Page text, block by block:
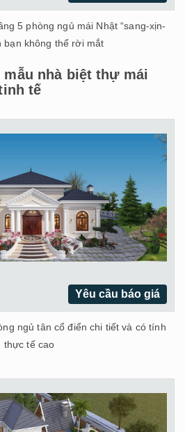
5 phòng ngủ mái Nhật “sang-xịn-
bạn không thể rời mắt
mẫu nhà biệt thự mái
tế
Yêu cầu báo giá
ngủ tân cổ điển chi tiết và có tính
thực tế cao